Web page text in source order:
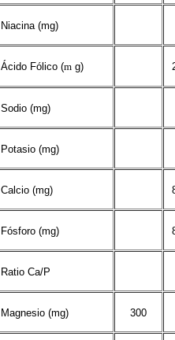
Niacina (mg)
Ácido Fólico (m g)
Sodio (mg)
Potasio (mg)
Calcio (mg)
Fósforo (mg)
Ratio Ca/P
Magnesio (mg) 300